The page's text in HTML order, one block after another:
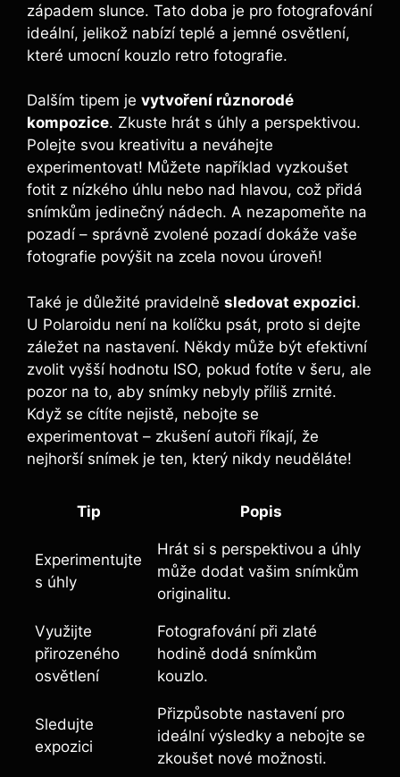
západem ⁣slunce.​ Tato doba je pro ‍fotografování
ideální, jelikož nabízí teplé a jemné ⁣osvětlení,
které umocní ⁣kouzlo retro fotografie.
Dalším ⁣tipem ⁤je vytvoření různorodé
kompozice. Zkuste ‌hrát s úhly a perspektivou.
Polejte‌ svou⁣ kreativitu a neváhejte‍
experimentovat! ​Můžete například vyzkoušet⁣
fotit z nízkého‍ úhlu ⁤nebo nad hlavou,⁢ což přidá
snímkům jedinečný nádech. ‌A ⁤nezapomeňte na​
pozadí – ‌správně zvolené pozadí dokáže vaše ​
fotografie povýšit na zcela novou⁢ úroveň!
Také⁢ je důležité ‌pravidelně sledovat‍ expozici.
‌U Polaroidu ​není na⁤ kolíčku psát, proto si⁤ dejte
‌záležet na nastavení. Někdy⁢ může být efektivní⁤
zvolit ⁢vyšší hodnotu ISO, ⁤pokud ‍fotíte v šeru, ⁢ale
pozor na⁤ to, aby snímky nebyly příliš zrnité.
Když‌ se ⁣cítíte nejistě, ​nebojte se
experimentovat – zkušení autoři říkají, ⁢že
nejhorší⁢ snímek⁣ je ​ten, který nikdy⁢ neuděláte!
Tip Popis
Experimentujte
⁣s úhly
Hrát si⁢ s ⁢perspektivou a úhly
může⁤ dodat⁤ vašim snímkům
originalitu.
Využijte
přirozeného
osvětlení
Fotografování ​při zlaté
hodině dodá snímkům
kouzlo.
Sledujte⁢
expozici
Přizpůsobte​ nastavení pro
ideální výsledky a nebojte se⁤
zkoušet nové možnosti.